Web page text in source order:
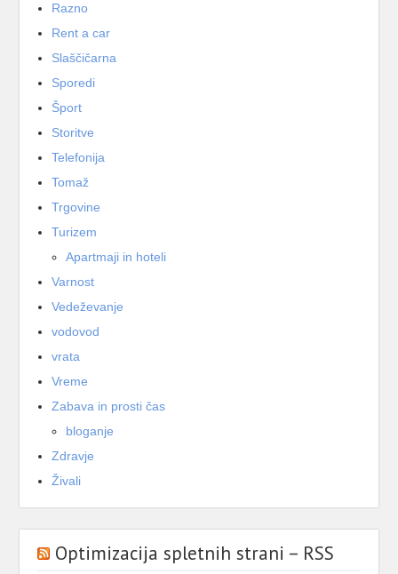
Razno
Rent a car
Slaščičarna
Sporedi
Šport
Storitve
Telefonija
Tomaž
Trgovine
Turizem
Apartmaji in hoteli
Varnost
Vedeževanje
vodovod
vrata
Vreme
Zabava in prosti čas
bloganje
Zdravje
Živali
Optimizacija spletnih strani – RSS